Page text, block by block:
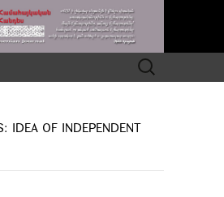
Search
for:
IDEA OF INDEPENDENT